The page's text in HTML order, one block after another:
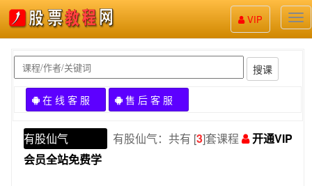
股
票
VIP
搜课
在 线 客 服 售 后 客 服
有股仙气 有股仙气：共有 [3]套课程
开通VIP
会员全站免费学